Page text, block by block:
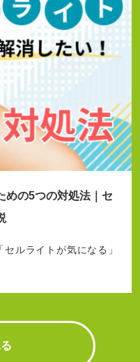
めの5つの対処法｜セ
ルライトが気になる」